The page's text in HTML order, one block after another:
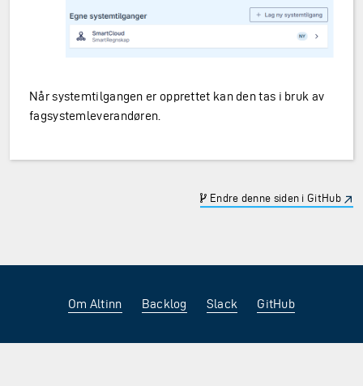
Når systemtilgangen er opprettet kan den tas i bruk av
fagsystemleverandøren.
Endre denne siden i GitHub
Om Altinn Backlog Slack GitHub